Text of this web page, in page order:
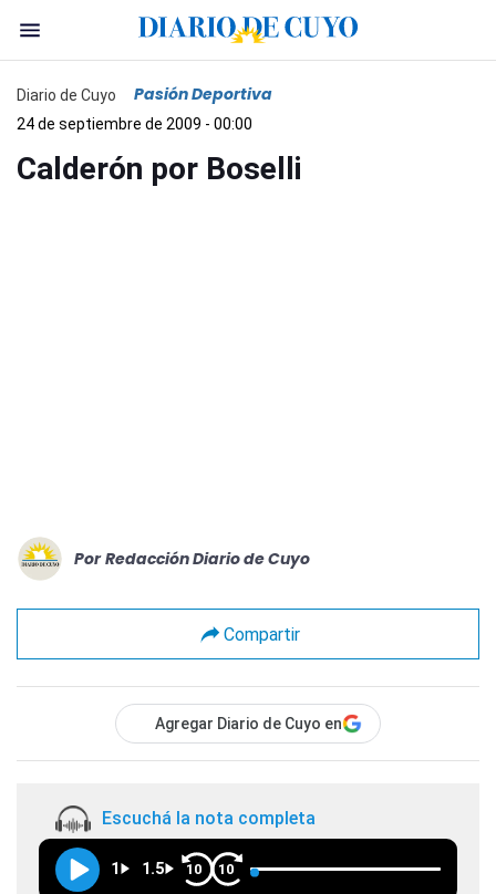
Diario de Cuyo Pasión Deportiva
24 de septiembre de 2009 - 00:00
Calderón por Boselli
Por Redacción Diario de Cuyo
Compartir
Agregar Diario de Cuyo en
Escuchá la nota completa
1 1.5 10 10